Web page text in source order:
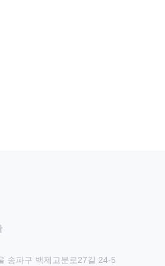
송파구 백제고분로27길 24-5